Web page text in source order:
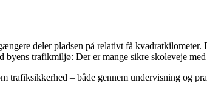
deler pladsen på relativt få
trafikmiljø: Der er mange sikre skoleveje
trafiksikkerhed – både gennem undervisning og